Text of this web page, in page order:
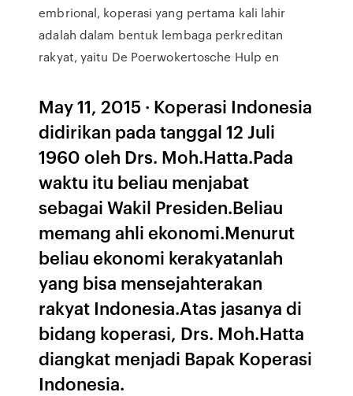
embrional, koperasi yang pertama kali lahir
adalah dalam bentuk lembaga perkreditan
rakyat, yaitu De Poerwokertosche Hulp en
May 11, 2015 · Koperasi Indonesia
didirikan pada tanggal 12 Juli
1960 oleh Drs. Moh.Hatta.Pada
waktu itu beliau menjabat
sebagai Wakil Presiden.Beliau
memang ahli ekonomi.Menurut
beliau ekonomi kerakyatanlah
yang bisa mensejahterakan
rakyat Indonesia.Atas jasanya di
bidang koperasi, Drs. Moh.Hatta
diangkat menjadi Bapak Koperasi
Indonesia.